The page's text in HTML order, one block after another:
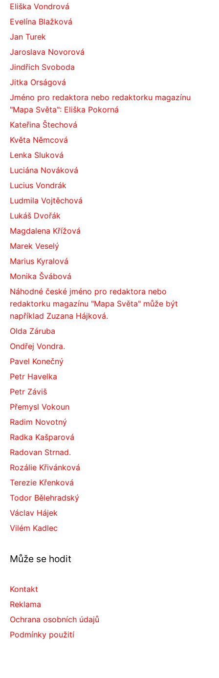
Eliška Vondrová
Evelína Blažková
Jan Turek
Jaroslava Novorová
Jindřich Svoboda
Jitka Orságová
Jméno pro redaktora nebo redaktorku magazínu
"Mapa Světa": Eliška Pokorná
Kateřina Štechová
Květa Němcová
Lenka Sluková
Luciána Nováková
Lucius Vondrák
Ludmila Vojtěchová
Lukáš Dvořák
Magdalena Křížová
Marek Veselý
Marius Kyralová
Monika Švábová
Náhodné české jméno pro redaktora nebo
redaktorku magazínu "Mapa Světa" může být
například Zuzana Hájková.
Olda Záruba
Ondřej Vondra.
Pavel Konečný
Petr Havelka
Petr Záviš
Přemysl Vokoun
Radim Novotný
Radka Kašparová
Radovan Strnad.
Rozálie Křivánková
Terezie Křenková
Todor Bělehradský
Václav Hájek
Vilém Kadlec
Může se hodit
Kontakt
Reklama
Ochrana osobních údajů
Podmínky použití